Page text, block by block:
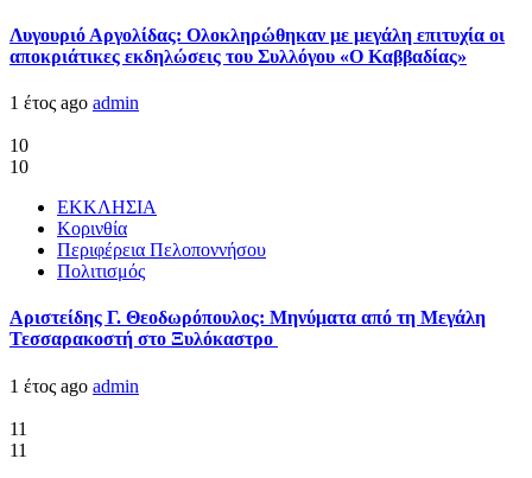
Λυγουριό Αργολίδας: Ολοκληρώθηκαν με μεγάλη επιτυχία οι
αποκριάτικες εκδηλώσεις του Συλλόγου «Ο Καββαδίας»
1 έτος ago admin
10
10
ΕΚΚΛΗΣΙΑ
Κορινθία
Περιφέρεια Πελοποννήσου
Πολιτισμός
Αριστείδης Γ. Θεοδωρόπουλος: Μηνύματα από τη Μεγάλη
Τεσσαρακοστή στο Ξυλόκαστρο
1 έτος ago admin
11
11